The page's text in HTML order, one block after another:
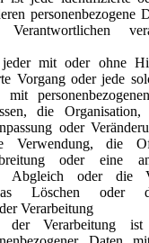
personenbezogene
mit oder ohne
Vorgang oder jede
mit
die
oder
Verwendung, die
oder eine
Abgleich oder die
Löschen oder
Verarbeitung
Verarbeitung ist